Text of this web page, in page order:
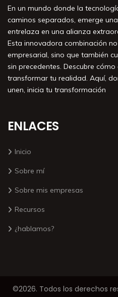
En un mundo donde la
caminos separados, emerge
entrelaza en una alianza
Esta innovadora combinación
empresarial, sino que también
sin precedentes. Descubre
transformar tu realidad. Aquí,
unen, inicia tu transformación
ENLACES
Inicio
Sobre mí
Sobre mis empresas
Recursos
¿hablamos?
©2026. Todos los derechos